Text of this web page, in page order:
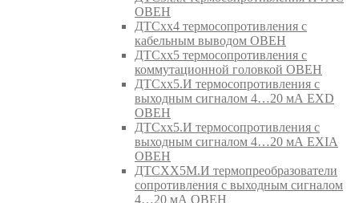
ОВЕН
ДТСхх4 термосопротивления с
кабельным выводом ОВЕН
ДТСхх5 термосопротивления с
коммутационной головкой ОВЕН
ДТСхх5.И термосопротивления с
выходным сигналом 4…20 мА EXD
ОВЕН
ДТСхх5.И термосопротивления с
выходным сигналом 4…20 мА EXIA
ОВЕН
ДТСХХ5М.И термопреобразователи
сопротивления с выходным сигналом
4…20 мА ОВЕН